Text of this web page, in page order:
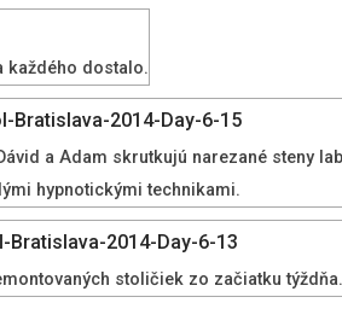
každého dostalo.
a Adam skrutkujú narezané steny
hypnotickými technikami.
stoličiek zo začiatku